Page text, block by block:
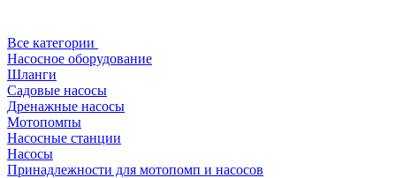
Все категории
Насосное оборудование
Шланги
Садовые насосы
Дренажные насосы
Мотопомпы
Насосные станции
Насосы
Принадлежности для мотопомп и насосов